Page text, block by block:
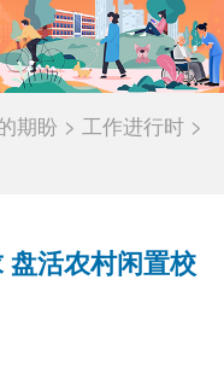
期盼 > 工作进行时 >
盘活农村闲置校